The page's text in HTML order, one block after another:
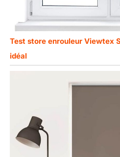
Test store enrouleur Viewtex
idéal